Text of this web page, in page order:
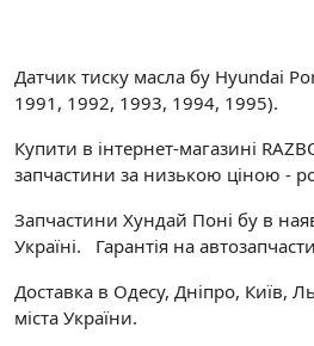
Датчик тиску масла бу Hyundai
1991, 1992, 1993, 1994, 1995).
Купити в інтернет-магазині
запчастини за низькою ціною -
Запчастини Хундай Поні бу в
Україні. Гарантія на
Доставка в Одесу, Дніпро, Київ,
міста України.